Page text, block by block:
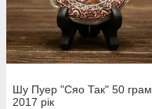
Шу Пуер "Сяо Так" 50 грам
2017 рік